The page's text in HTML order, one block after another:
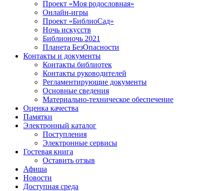
Проект «Моя родословная»
Онлайн-игры
Проект «БиблиоСад»
Ночь искусств
Библионочь 2021
Планета БезОпасности
Контакты и документы
Контакты библиотек
Контакты руководителей
Регламентирующие документы
Основные сведения
Материально-техническое обеспечение
Оценка качества
Памятки
Электронный каталог
Поступления
Электронные сервисы
Гостевая книга
Оставить отзыв
Афиша
Новости
Доступная среда